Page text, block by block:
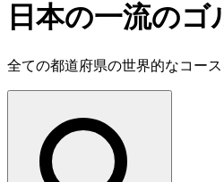
日本の一流のゴ
全ての都道府県の世界的なコー